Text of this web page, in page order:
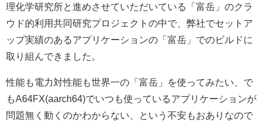
理化学研究所と進めさせていただいている「富岳」のクラ
ウド的利用共同研究プロジェクトの中で、弊社でセットア
ップ実績のあるアプリケーションの「富岳」でのビルドに
取り組んできました。
性能も電力対性能も世界一の「富岳」を使ってみたい、で
もA64FX(aarch64)でいつも使っているアプリケーションが
問題無く動くのかわからない、という不安もおありなので